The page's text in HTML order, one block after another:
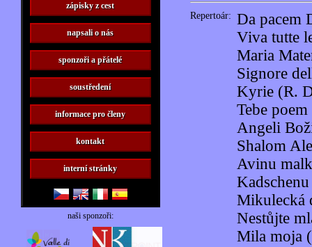
Repertoár: Da pacem
Viva tutte
Maria
Signore
Kyrie (R.
Tebe
Angeli
Shalom
Avinu
Kadschenu
Mikulecká
Nestůjte
Mila moja
zápisky z cest
napsali o nás
sponzoři a přátelé
soustředení
informace pro členy
kontakt
interní stránky
naši sponzoři: